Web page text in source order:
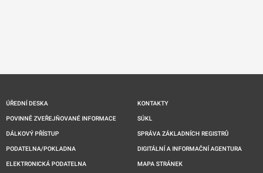
ÚŘEDNÍ DESKA
POVINNĚ ZVEŘEJŇOVANÉ INFORMACE
DÁLKOVÝ PŘÍSTUP
PODATELNA/POKLADNA
ELEKTRONICKÁ PODATELNA
KONTAKTY
SÚKL
SPRÁVA ZÁKLADNÍCH REGISTRŮ
DIGITÁLNÍ A INFORMAČNÍ AGENTURA
MAPA STRÁNEK